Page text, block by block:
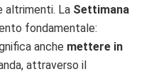
altrimenti. La Settimana
fondamentale:
anche mettere in
attraverso il